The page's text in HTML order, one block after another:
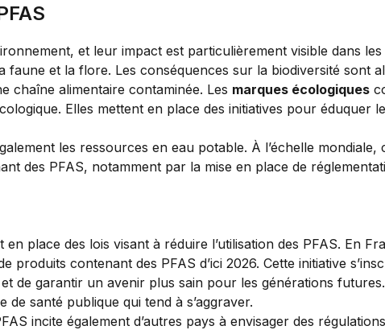
et leur impact est particulièrement visible dans les
faune et la flore. Les conséquences sur la biodiversité sont
chaîne alimentaire contaminée. Les marques écologiques
Elles mettent en place des initiatives pour éduquer
les ressources en eau potable. À l’échelle
des PFAS, notamment par la mise en place de
en place des lois visant à réduire l’utilisation des PFAS. En
contenant des PFAS d’ici 2026. Cette initiative
et de garantir un avenir plus sain pour les générations
santé publique qui tend à s’aggraver.
incite également d’autres pays à envisager des